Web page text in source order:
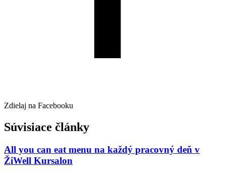
Zdielaj na Facebooku
Súvisiace články
All you can eat menu na každý pracovný deň v
ŽiWell Kursalon